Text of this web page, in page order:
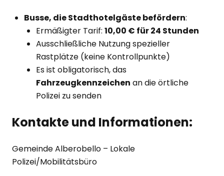
Busse, die Stadthotelgäste befördern:
Ermäßigter Tarif: 10,00 € für 24 Stunden
Ausschließliche Nutzung spezieller
Rastplätze (keine Kontrollpunkte)
Es ist obligatorisch, das
Fahrzeugkennzeichen an die örtliche
Polizei zu senden
Kontakte und Informationen:
Gemeinde Alberobello – Lokale
Polizei/Mobilitätsbüro